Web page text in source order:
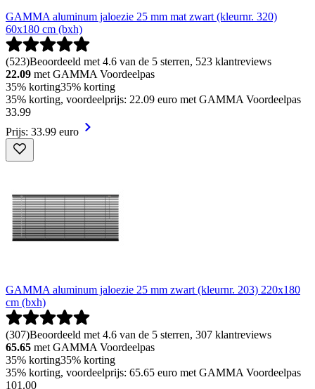
GAMMA aluminum jaloezie 25 mm mat zwart (kleurnr. 320)
60x180 cm (bxh)
(523)Beoordeeld met 4.6 van de 5 sterren, 523 klantreviews
22.09 met GAMMA Voordeelpas
35% korting35% korting
35% korting, voordeelprijs: 22.09 euro met GAMMA Voordeelpas
33.99
Prijs: 33.99 euro
GAMMA aluminum jaloezie 25 mm zwart (kleurnr. 203) 220x180
cm (bxh)
(307)Beoordeeld met 4.6 van de 5 sterren, 307 klantreviews
65.65 met GAMMA Voordeelpas
35% korting35% korting
35% korting, voordeelprijs: 65.65 euro met GAMMA Voordeelpas
101 .00